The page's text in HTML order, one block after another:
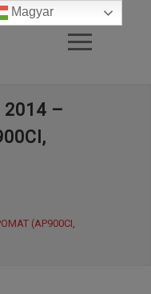
2014 –
(AP900CI,
Magyar